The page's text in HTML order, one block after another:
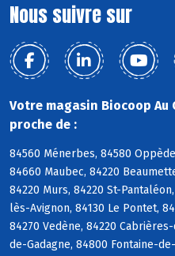
Nous suivre sur
Votre magasin Biocoop
proche de :
84560 Ménerbes, 84580
84660 Maubec, 84220
84220 Murs, 84220 St-
lès-Avignon, 84130 Le Pontet,
84270 Vedène, 84220
de-Gadagne, 84800 Fontaine-